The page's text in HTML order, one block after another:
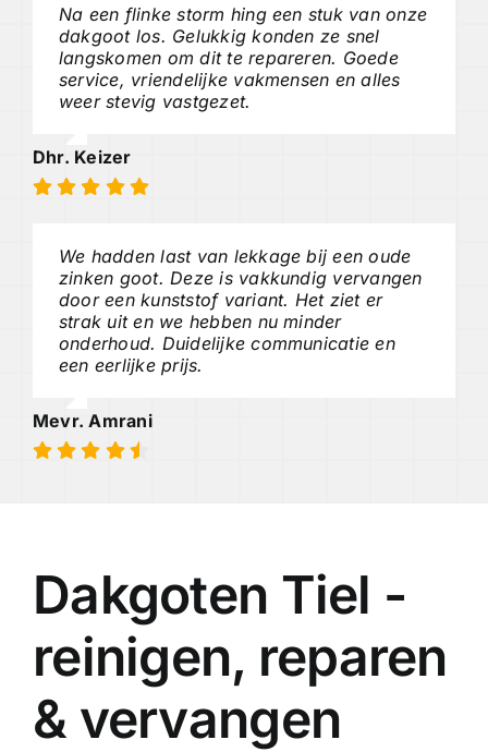
Na een flinke storm hing een stuk van onze
dakgoot los. Gelukkig konden ze snel
langskomen om dit te repareren. Goede
service, vriendelijke vakmensen en alles
weer stevig vastgezet.
Dhr. Keizer
We hadden last van lekkage bij een oude
zinken goot. Deze is vakkundig vervangen
door een kunststof variant. Het ziet er
strak uit en we hebben nu minder
onderhoud. Duidelijke communicatie en
een eerlijke prijs.
Mevr. Amrani
Dakgoten Tiel -
reinigen, reparen
& vervangen